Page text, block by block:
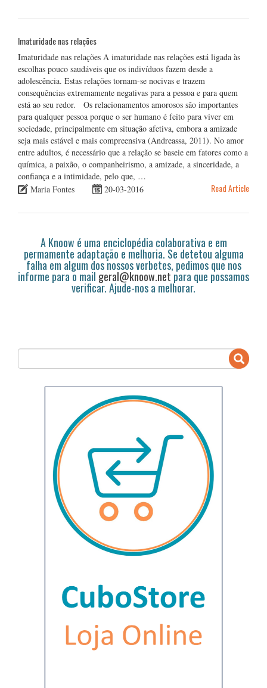
Imaturidade nas relações
Imaturidade nas relações A imaturidade nas relações está ligada às
escolhas pouco saudáveis que os indivíduos fazem desde a
adolescência. Estas relações tornam-se nocivas e trazem
consequências extremamente negativas para a pessoa e para quem
está ao seu redor. Os relacionamentos amorosos são importantes
para qualquer pessoa porque o ser humano é feito para viver em
sociedade, principalmente em situação afetiva, embora a amizade
seja mais estável e mais compreensiva (Andreassa, 2011). No amor
entre adultos, é necessário que a relação se baseie em fatores como a
química, a paixão, o companheirismo, a amizade, a sinceridade, a
confiança e a intimidade, pelo que, …
Maria Fontes
20-03-2016 Read Article
A Knoow é uma enciclopédia colaborativa e em
permamente adaptação e melhoria. Se detetou alguma
falha em algum dos nossos verbetes, pedimos que nos
informe para o mail geral@knoow.netpara que possamos
verificar. Ajude-nos a melhorar.